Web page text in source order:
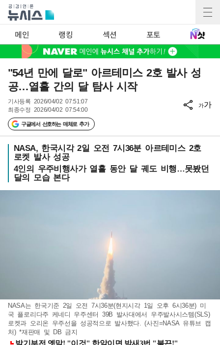
메인 랭킹 섹션 포토
"54년 만에 달로" 아르테미스 2호 발사 성
공…열흘 간의 달 탐사 시작
기사등록 2026/04/02 07:51:07
최종수정 2026/04/02 07:54:00
구글에서 선호하는 매체로 추가
가가
NASA, 한국시각 2일 오전 7시36분 아르테미스 2호
로켓 발사 성공
4인의 우주비행사가 열흘 동안 달 궤도 비행…못봤던
달의 모습 본다
NASA는 한국기준 2일 오전 7시36분(현지시각 1일 오후 6시36분) 미
국 플로리다주 케네디 우주센터 39B 발사대에서 우주발사시스템(SLS)
로켓과 오리온 우주선을 성공적으로 발사했다. (사진=NASA 유튜브 캡
처) *재판매 및 DB 금지